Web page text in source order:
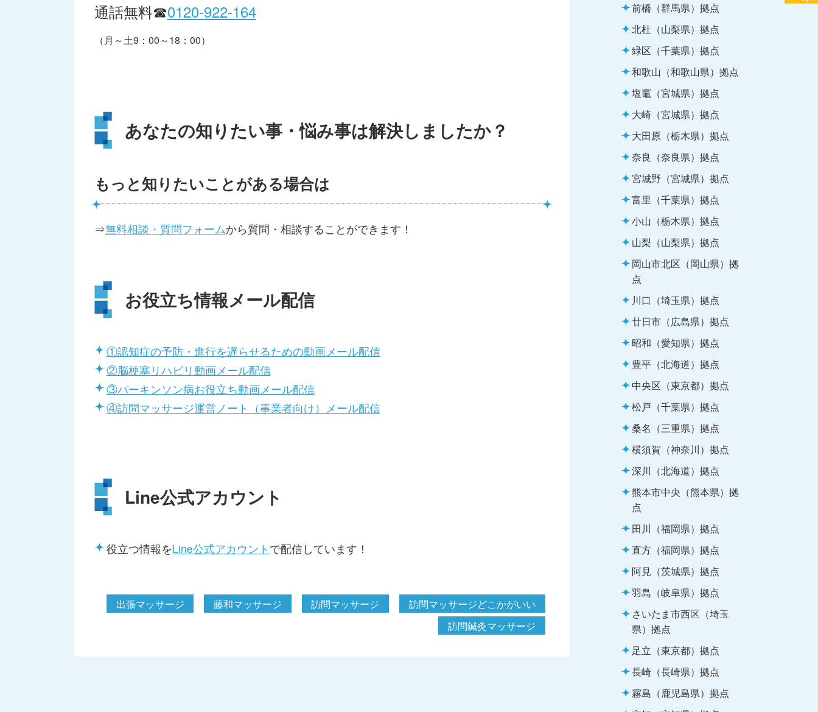
通話無料☎0120-922-164
（月～土9：00～18：00）
あなたの知りたい事・悩み事は解決しましたか？
もっと知りたいことがある場合は
⇒無料相談・質問フォームから質問・相談することができます！
お役立ち情報メール配信
①認知症の予防・進行を遅らせるための動画メール配信
②脳梗塞リハビリ動画メール配信
③パーキンソン病お役立ち動画メール配信
④訪問マッサージ運営ノート（事業者向け）メール配信
Line公式アカウント
役立つ情報をLine公式アカウント で配信しています！
出張マッサージ 藤和マッサージ 訪問マッサージ
訪問マッサージどこかがいい
訪問鍼灸マッサージ
前橋（群馬県）拠点
北杜（山梨県）拠点
緑区（千葉県）拠点
和歌山（和歌山県）拠点
塩竈（宮城県）拠点
大崎（宮城県）拠点
大田原（栃木県）拠点
奈良（奈良県）拠点
宮城野（宮城県）拠点
富里（千葉県）拠点
小山（栃木県）拠点
山梨（山梨県）拠点
岡山市北区（岡山県）拠
点
川口（埼玉県）拠点
廿日市（広島県）拠点
昭和（愛知県）拠点
豊平（北海道）拠点
中央区（東京都）拠点
松戸（千葉県）拠点
桑名（三重県）拠点
横須賀（神奈川）拠点
深川（北海道）拠点
熊本市中央（熊本県）拠
点
田川（福岡県）拠点
直方（福岡県）拠点
阿見（茨城県）拠点
羽島（岐阜県）拠点
さいたま市西区（埼玉
県）拠点
足立（東京都）拠点
長崎（長崎県）拠点
霧島（鹿児島県）拠点